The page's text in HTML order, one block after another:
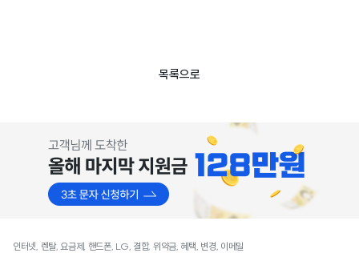
목록으로
인터넷, 렌탈, 요금제, 핸드폰, LG, 결합, 위약금, 혜택, 변경, 이메일